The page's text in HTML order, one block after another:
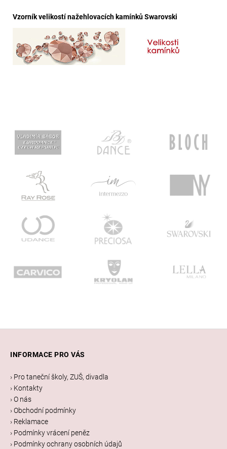
Vzorník velikostí nažehlovacích kamínků Swarovski
INFORMACE PRO VÁS
› Pro taneční školy, ZUŠ, divadla
› Kontakty
› O nás
› Obchodní podmínky
› Reklamace
› Podmínky vrácení peněz
› Podmínky ochrany osobních údajů